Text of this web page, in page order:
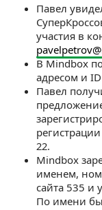
Павел
участия в
В Mindbox
адресом и ID
Павел
22.
Mindbox
именем,
сайта 535 и
По имени